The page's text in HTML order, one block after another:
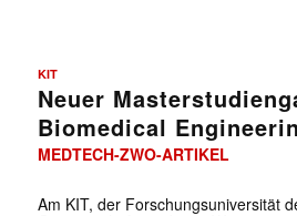
KIT
Neuer
Biomedical
MEDTECH-ZWO-ARTIKEL
Am KIT, der Forschungsuniversität